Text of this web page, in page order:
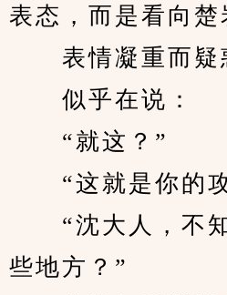
表态，而是看向楚
表情凝重而疑
似乎在说：
“就这？”
“这就是你的攻
“沈大人，不知
些地方？”